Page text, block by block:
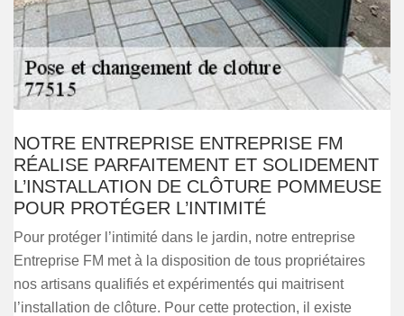
NOTRE ENTREPRISE ENTREPRISE FM
RÉALISE PARFAITEMENT ET SOLIDEMENT
L’INSTALLATION DE CLÔTURE POMMEUSE
POUR PROTÉGER L’INTIMITÉ
Pour protéger l’intimité dans le jardin, notre entreprise
Entreprise FM met à la disposition de tous propriétaires
nos artisans qualifiés et expérimentés qui maitrisent
l’installation de clôture. Pour cette protection, il existe